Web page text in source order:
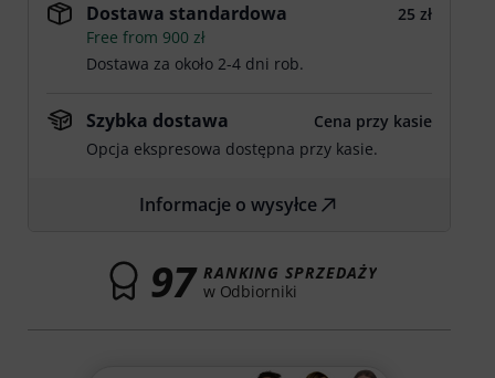
Dostawa standardowa
25 zł
Free from 900 zł
Dostawa za około 2-4 dni rob.
Szybka dostawa
Cena przy kasie
Opcja ekspresowa dostępna przy kasie.
Informacje o wysyłce
97 RANKING SPRZEDAŻY
w Odbiorniki